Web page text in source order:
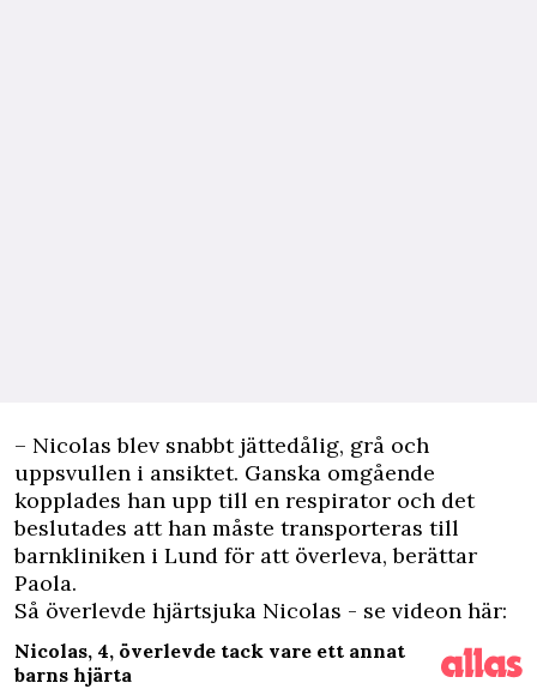
– Nicolas blev snabbt jättedålig, grå och
uppsvullen i ansiktet. Ganska omgående
kopplades han upp till en respirator och det
beslutades att han måste transporteras till
barnkliniken i Lund för att överleva, berättar
Paola.
Så överlevde hjärtsjuka Nicolas - se videon här:
Nicolas, 4, överlevde tack vare ett annat
barns hjärta